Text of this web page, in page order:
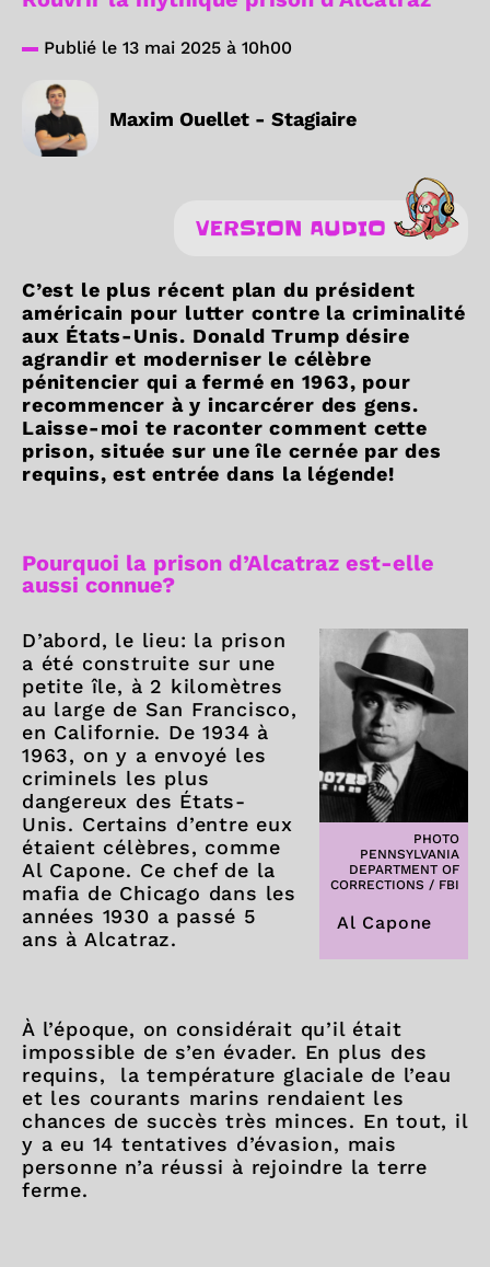
Publié le 13 mai 2025 à 10h00
Maxim Ouellet - Stagiaire
VERSION AUDIO
C’est le plus récent plan du président
américain pour lutter contre la criminalité
aux États-Unis. Donald Trump désire
agrandir et moderniser le célèbre
pénitencier qui a fermé en 1963, pour
recommencer à y incarcérer des gens.
Laisse-moi te raconter comment cette
prison, située sur une île cernée par des
requins, est entrée dans la légende!
Pourquoi la prison d’Alcatraz est-elle
aussi connue?
PHOTO
PENNSYLVANIA
DEPARTMENT OF
CORRECTIONS / FBI
Al Capone
D’abord, le lieu: la prison
a été construite sur une
petite île, à 2 kilomètres
au large de San Francisco,
en Californie. De 1934 à
1963, on y a envoyé les
criminels les plus
dangereux des États-
Unis. Certains d’entre eux
étaient célèbres, comme
Al Capone. Ce chef de la
mafia de Chicago dans les
années 1930 a passé 5
ans à Alcatraz.
À l’époque, on considérait qu’il était
impossible de s’en évader. En plus des
requins, la température glaciale de l’eau
et les courants marins rendaient les
chances de succès très minces. En tout, il
y a eu 14 tentatives d’évasion, mais
personne n’a réussi à rejoindre la terre
ferme.